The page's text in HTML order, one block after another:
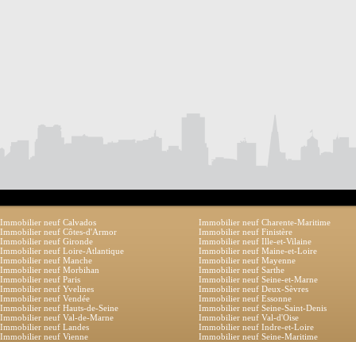
Immobilier neuf Calvados
Immobilier neuf Charente-Maritime
Immobilier neuf Côtes-d'Armor
Immobilier neuf Finistère
Immobilier neuf Gironde
Immobilier neuf Ille-et-Vilaine
Immobilier neuf Loire-Atlantique
Immobilier neuf Maine-et-Loire
Immobilier neuf Manche
Immobilier neuf Mayenne
Immobilier neuf Morbihan
Immobilier neuf Sarthe
Immobilier neuf Paris
Immobilier neuf Seine-et-Marne
Immobilier neuf Yvelines
Immobilier neuf Deux-Sèvres
Immobilier neuf Vendée
Immobilier neuf Essonne
Immobilier neuf Hauts-de-Seine
Immobilier neuf Seine-Saint-Denis
Immobilier neuf Val-de-Marne
Immobilier neuf Val-d'Oise
Immobilier neuf Landes
Immobilier neuf Indre-et-Loire
Immobilier neuf Vienne
Immobilier neuf Seine-Maritime